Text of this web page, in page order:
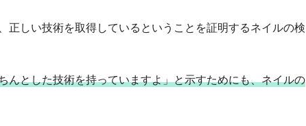
しい技術を取得しているということを証明するネイルの検
とした技術を持っていますよ」と示すためにも、ネイルの